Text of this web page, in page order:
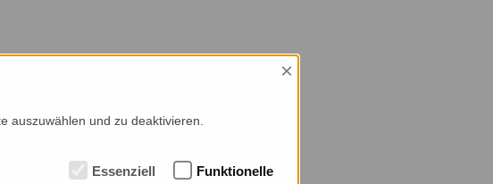
×
auszuwählen und zu deaktivieren.
Essenziell Funktionelle